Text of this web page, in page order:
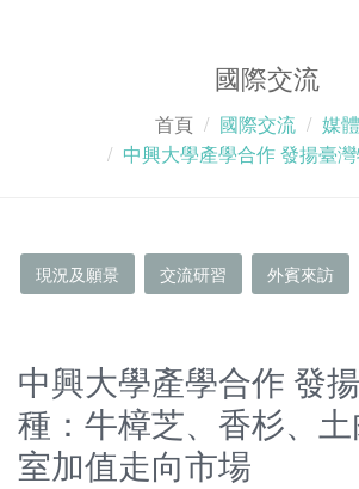
國際交流
首頁 國際交流
媒
中興大學產學合作 發揚臺
現況及願景 交流研習 外賓來訪
中興大學產學合作 發
種：牛樟芝、香杉、
室加值走向市場